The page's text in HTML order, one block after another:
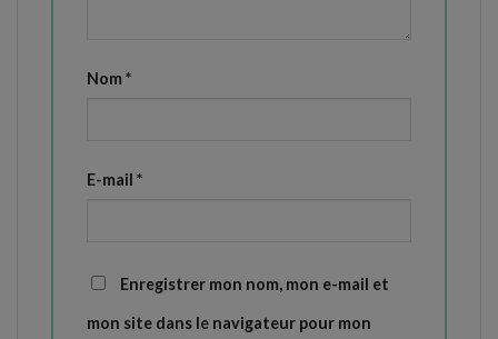
Nom *
E-mail *
Enregistrer mon nom, mon e-mail et
mon site dans le navigateur pour mon